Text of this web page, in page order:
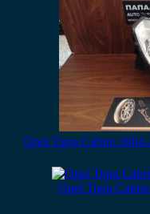
Opel Tigra Cabrio 2004-
Opel Tigra